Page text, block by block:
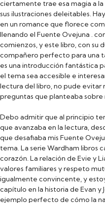
ciertamente trae esa magia a
sus ilustraciones deleitables.
en un romance que florece
llenando el Fuente Ovejuna .
comienzos, y este libro, con su
compañero perfecto para una
es una introducción fantástica
el tema sea accesible e
lectura del libro, no pude evitar
preguntas que planteaba sobre
Debo admitir que al principio
que avanzaba en la lectura,
que desafiaba mis Fuente
tema. La serie Wardham libros
corazón. La relación de Evie y
valores familiares y respeto
igualmente convincente, y
capítulo en la historia de Evan y
ejemplo perfecto de cómo la